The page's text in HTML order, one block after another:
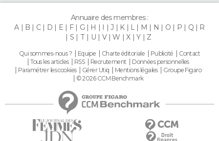
Annuaire des membres :
A
B C D E F G H I J K L M N O P Q
R
S
T U V W X Y Z
Qui sommes-nous ? Equipe Charte éditoriale Publicité
Contact
Tous les articles
RSS Recrutement
Données personnelles
Paramétrer les cookies
Gérer Utiq Mentions légales
Groupe Figaro
© 2026 CCM Benchmark